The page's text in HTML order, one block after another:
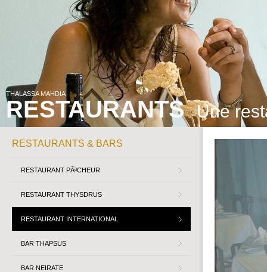
THALASSA MAHDIA
RESTAURANTS Une
RESTAURANTS & BARS
RESTAURANT PÃªCHEUR
RESTAURANT THYSDRUS
RESTAURANT INTERNATIONAL
BAR THAPSUS
BAR NEIRATE